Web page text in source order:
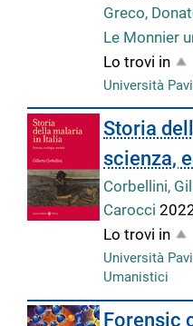
Greco,
Le Monnier
Lo trovi in
Università
Storia
scienza,
Corbellini,
Carocci
Lo trovi in
Università
Umanistici
Forensic